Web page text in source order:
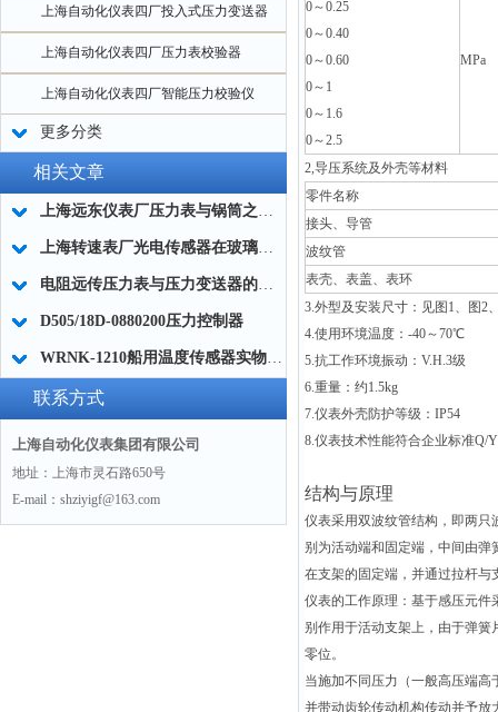
上海自动化仪表四厂投入式压力变送器
上海自动化仪表四厂压力表校验器
上海自动化仪表四厂智能压力校验仪
更多分类
相关文章
上海远东仪表厂压力表与锅筒之间应有存水弯管
上海转速表厂光电传感器在玻璃机械上的应用
电阻远传压力表与压力变送器的区别
D505/18D-0880200压力控制器
WRNK-1210船用温度传感器实物图片及技术参数
联系方式
上海自动化仪表集团有限公司
地址：上海市灵石路650号
E-mail：shziyigf@163.com
0～0.25
0～0.40
0～0.60
0～1
0～1.6
0～2.5
MPa
2,导压系统及外壳等材料
零件名称
接头、导管
波纹管
表壳、表盖、表环
3.外型及安装尺寸：见图1、图2
4.使用环境温度：-40～70℃
5.抗工作环境振动：V.H.3级
6.重量：约1.5kg
7.仪表外壳防护等级：IP54
8.仪表技术性能符合企业标准Q/
结构与原理
仪表采用双波纹管结构，即两只
别为活动端和固定端，中间由弹
在支架的固定端，并通过拉杆与
仪表的工作原理：基于感压元件
别作用于活动支架上，由于弹簧
零位。
当施加不同压力（一般高压端
并带动齿轮传动机构传动并予放